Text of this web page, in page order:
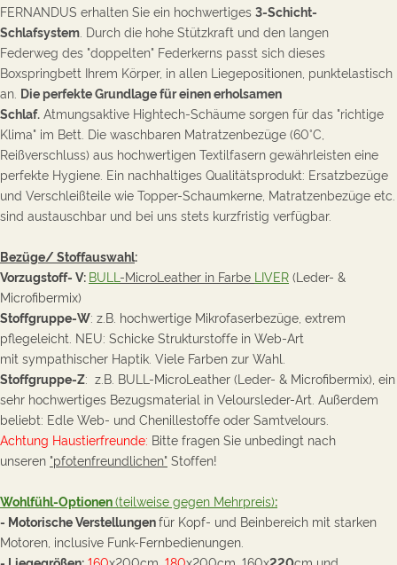
FERNANDUS erhalten Sie ein hochwertiges 3-Schicht-
Schlafsystem . Durch die hohe Stützkraft und den langen
Federweg des "doppelten" Federkerns passt sich dieses
Boxspringbett Ihrem Körper, in allen Liegepositionen, punktelastisch
an. Die perfekte Grundlage für einen erholsamen
Schlaf. Atmungsaktive Hightech-Schäume sorgen für das "richtige
Klima" im Bett. Die waschbaren Matratzenbezüge (60°C,
Reißverschluss) aus hochwertigen Textilfasern gewährleisten eine
perfekte Hygiene. Ein nachhaltiges Qualitätsprodukt: Ersatzbezüge
und Verschleißteile wie Topper-Schaumkerne, Matratzenbezüge etc.
sind austauschbar und bei uns stets kurzfristig verfügbar.
Bezüge/ Stoffauswahl:
Vorzugstoff- V: BULL -MicroLeather in Farbe LIVER (Leder- &
Microfibermix)
Stoffgruppe-W: z.B. hochwertige Mikrofaserbezüge, extrem
pflegeleicht. NEU: Schicke Strukturstoffe in Web-Art
mit sympathischer Haptik. Viele Farben zur Wahl.
Stoffgruppe-Z: z.B. BULL-MicroLeather (Leder- & Microfibermix), ein
sehr hochwertiges Bezugsmaterial in Veloursleder-Art. Außerdem
beliebt: Edle Web- und Chenillestoffe oder Samtvelours.
Achtung Haustierfreunde: Bitte fragen Sie unbedingt nach
unseren "pfotenfreundlichen" Stoffen!
Wohlfühl-Optionen(teilweise gegen Mehrpreis):
- Motorische Verstellungenfür Kopf- und Beinbereich mit starken
Motoren, inclusive Funk-Fernbedienungen.